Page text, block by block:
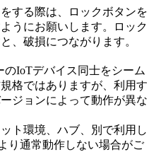
する際は、ロックボタンを
うにお願いします。ロック
、破損につながります。
IoTデバイス同士をシーム
格ではありますが、利用す
ジョンによって動作が異な
ト環境、ハブ、別で利用し
り通常動作しない場合がご